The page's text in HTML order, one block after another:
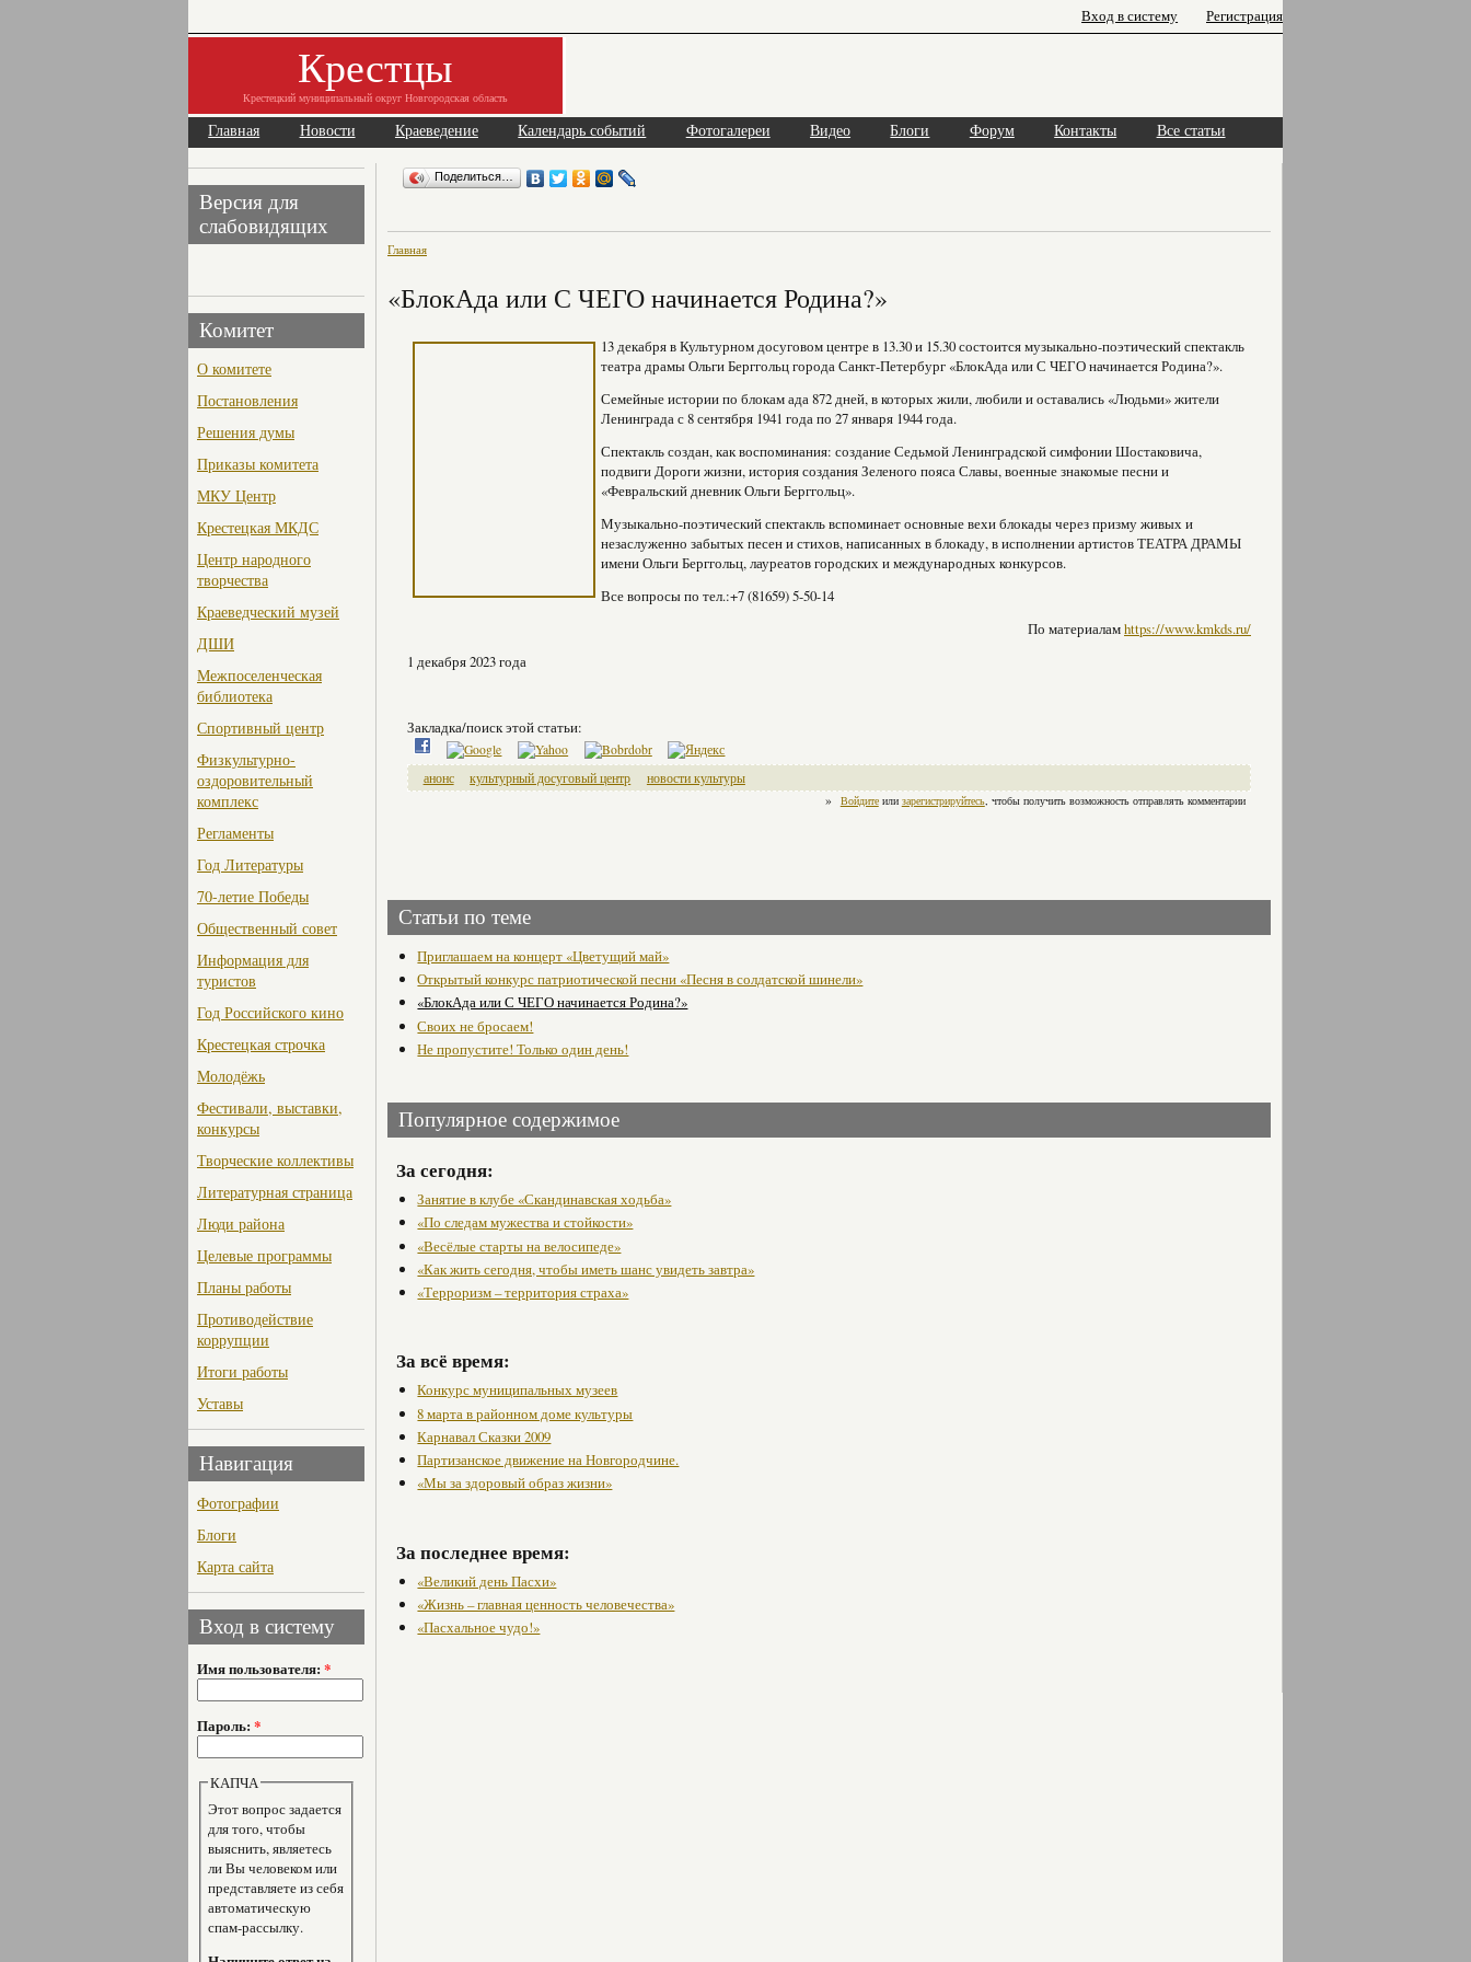
Вход в систему Регистрация
Крестцы
Крестецкий муниципальный округ Новгородская область
Главная Новости Краеведение Календарь событий Фотогалереи Видео Блоги Форум Контакты Все статьи
Версия для
слабовидящих
Комитет
О комитете
Постановления
Решения думы
Приказы комитета
МКУ Центр
Крестецкая МКДС
Центр народного
творчества
Краеведческий музей
ДШИ
Межпоселенческая
библиотека
Спортивный центр
Физкультурно-
оздоровительный
комплекс
Регламенты
Год Литературы
70-летие Победы
Общественный совет
Информация для
туристов
Год Российского кино
Крестецкая строчка
Молодёжь
Фестивали, выставки,
конкурсы
Творческие коллективы
Литературная страница
Люди района
Целевые программы
Планы работы
Противодействие
коррупции
Итоги работы
Уставы
Навигация
Фотографии
Блоги
Карта сайта
Вход в систему
Имя пользователя: *
Пароль: *
КАПЧА
Этот вопрос задается
для того, чтобы
выяснить, являетесь
ли Вы человеком или
представляете из себя
автоматическую
спам-рассылку.
Поделиться…
Главная
«БлокАда или С ЧЕГО начинается Родина?»
13 декабря в Культурном досуговом центре в 13.30 и 15.30 состоится музыкально-поэтический спектакль
театра драмы Ольги Берггольц города Санкт-Петербург «БлокАда или С ЧЕГО начинается Родина?».
Семейные истории по блокам ада 872 дней, в которых жили, любили и оставались «Людьми» жители
Ленинграда с 8 сентября 1941 года по 27 января 1944 года.
Спектакль создан, как воспоминания: создание Седьмой Ленинградской симфонии Шостаковича,
подвиги Дороги жизни, история создания Зеленого пояса Славы, военные знакомые песни и
«Февральский дневник Ольги Берггольц».
Музыкально-поэтический спектакль вспоминает основные вехи блокады через призму живых и
незаслуженно забытых песен и стихов, написанных в блокаду, в исполнении артистов ТЕАТРА ДРАМЫ
имени Ольги Берггольц, лауреатов городских и международных конкурсов.
Все вопросы по тел.:+7 (81659) 5-50-14
По материаламhttps://www.kmkds.ru/
1 декабря 2023 года
Закладка/поиск этой статьи:
анонс культурный досуговый центр
новости культуры
»
Войдитеили зарегистрируйтесь, чтобы получить возможность отправлять комментарии
Статьи по теме
Приглашаем на концерт «Цветущий май»
Открытый конкурс патриотической песни «Песня в солдатской шинели»
«БлокАда или С ЧЕГО начинается Родина?»
Своих не бросаем!
Не пропустите! Только один день!
Популярное содержимое
За сегодня:
Занятие в клубе «Скандинавская ходьба»
«По следам мужества и стойкости»
«Весёлые старты на велосипеде»
«Как жить сегодня, чтобы иметь шанс увидеть завтра»
«Терроризм – территория страха»
За всё время:
Конкурс муниципальных музеев
8 марта в районном доме культуры
Карнавал Сказки 2009
Партизанское движение на Новгородчине.
«Мы за здоровый образ жизни»
За последнее время:
«Великий день Пасхи»
«Жизнь – главная ценность человечества»
«Пасхальное чудо!»